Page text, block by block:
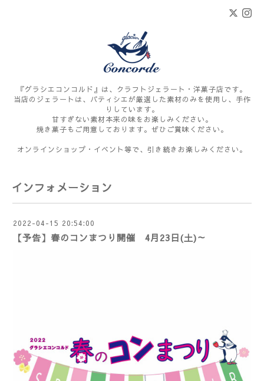
『グラシエコンコルド』は、クラフトジェラート・洋菓子店です。
当店のジェラートは、パティシエが厳選した素材のみを使用し、手作
りしています。
甘すぎない素材本来の味をお楽しみください。
焼き菓子もご用意しております。ぜひご賞味ください。
オンラインショップ・イベント等で、引き続きお楽しみください。
インフォメーション
2022-04-15 20:54:00
【予告】春のコンまつり開催 4月23日(土)～